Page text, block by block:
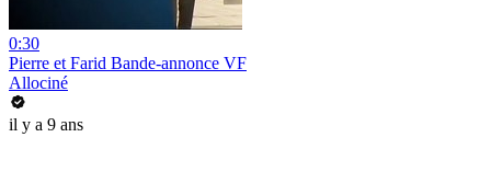
0:30
Pierre et Farid Bande-annonce VF
Allociné
il y a 9 ans